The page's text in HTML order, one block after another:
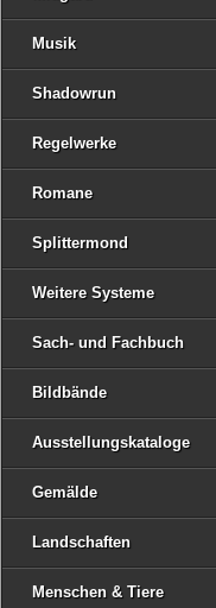
Musik
Shadowrun
Regelwerke
Romane
Splittermond
Weitere Systeme
Sach- und Fachbuch
Bildbände
Ausstellungskataloge
Gemälde
Landschaften
Menschen & Tiere